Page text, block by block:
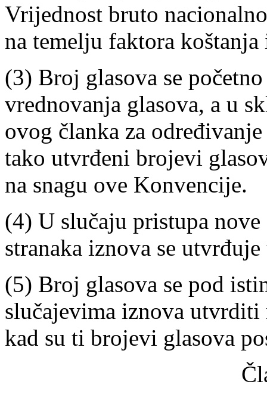
Vrijednost bruto
na temelju faktora
(3) Broj glasova se
vrednovanja glasova, a u
ovog članka za
tako utvrđeni brojevi
na snagu ove Konvencije.
(4) U slučaju pristupa
stranaka iznova se
(5) Broj glasova se pod
slučajevima iznova utvrditi
kad su ti brojevi glasova